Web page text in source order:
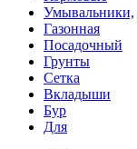
Умывальники,
Газонная
Посадочный
Грунты
Сетка
Вкладыши
Бур
Для